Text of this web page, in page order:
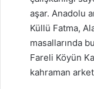
aşar. Anadolu
Küllü Fatma,
masallarında
Fareli Köyün
kahraman